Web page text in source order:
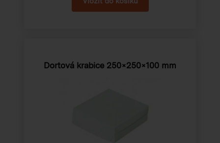
Dortová krabice 250×250×100 mm